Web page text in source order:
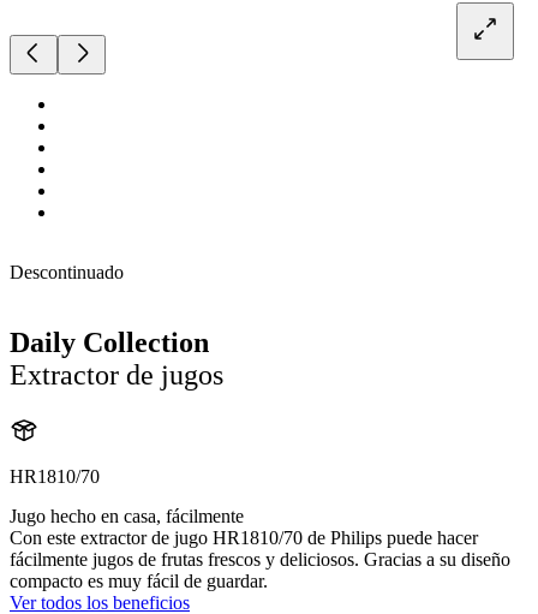
Descontinuado
Daily Collection
Extractor de jugos
HR1810/70
Jugo hecho en casa, fácilmente
Con este extractor de jugo HR1810/70 de Philips puede hacer
fácilmente jugos de frutas frescos y deliciosos. Gracias a su diseño
compacto es muy fácil de guardar.
Ver todos los beneficios